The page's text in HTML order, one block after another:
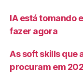
IA está tomando
fazer agora
As soft skills que
procuram em